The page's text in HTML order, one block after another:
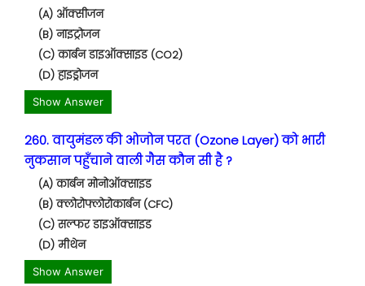
(A) ऑक्सीजन
(B) नाइट्रोजन
(C) कार्बन डाइऑक्साइड (CO2)
(D) हाइड्रोजन
Show Answer
260. वायुमंडल की ओजोन परत (Ozone Layer) को भारी
नुकसान पहुँचाने वाली गैस कौन सी है ?
(A) कार्बन मोनोऑक्साइड
(B) क्लोरोफ्लोरोकार्बन (CFC)
(C) सल्फर डाइऑक्साइड
(D) मीथेन
Show Answer